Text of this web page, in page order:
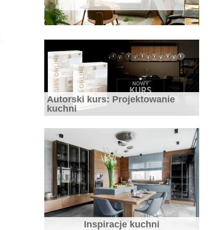
Biała kuchnia – wady i zalety, jak o nią
dbać i z czym łączyć
20 pomysłów na białą kuchnię – zdjęcia
i inspiracje białych kuchni
Autorski kurs: Projektowanie
kuchni
Inspiracje kuchni